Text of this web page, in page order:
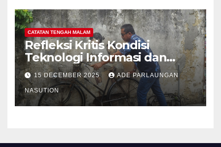
CATATAN TENGAH MALAM
Refleksi Kritis Kondisi
Teknologi Informasi dan
Internet Indonesia Tahun
2025 dan Proyeksi Strategis
Tahun 2026: Menavigasi Era
Konektivitas, AI, dan
15 DECEMBER 2025 ADE PARLAUNGAN
NASUTION